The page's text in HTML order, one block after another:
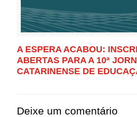
A ESPERA ACABOU:
ABERTAS PARA A 10ª
CATARINENSE DE
Deixe um comentário